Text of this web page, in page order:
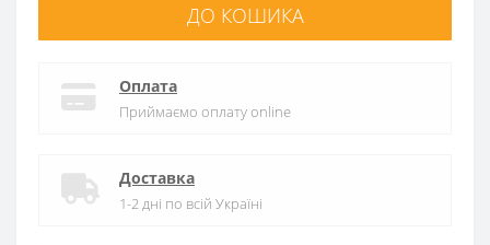
ДО КОШИКА
Оплата
Приймаємо оплату online
Доставка
1-2 дні по всій Україні